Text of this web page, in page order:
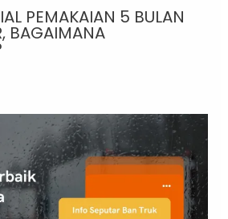
PEMAKAIAN 5 BULAN
BAGAIMANA